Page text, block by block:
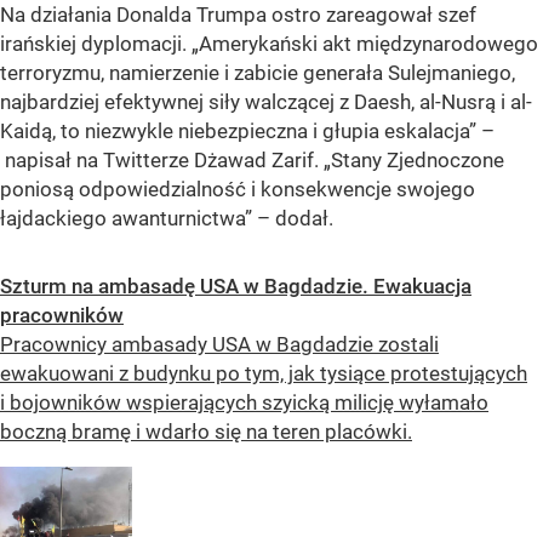
Na działania Donalda Trumpa ostro zareagował szef
irańskiej dyplomacji. „Amerykański akt międzynarodowego
terroryzmu, namierzenie i zabicie generała Sulejmaniego,
najbardziej efektywnej siły walczącej z Daesh, al-Nusrą i al-
Kaidą, to niezwykle niebezpieczna i głupia eskalacja” –
napisał na Twitterze Dżawad Zarif. „Stany Zjednoczone
poniosą odpowiedzialność i konsekwencje swojego
łajdackiego awanturnictwa” – dodał.
Szturm na ambasadę USA w Bagdadzie. Ewakuacja
pracowników
Pracownicy ambasady USA w Bagdadzie zostali
ewakuowani z budynku po tym, jak tysiące protestujących
i bojowników wspierających szyicką milicję wyłamało
boczną bramę i wdarło się na teren placówki.